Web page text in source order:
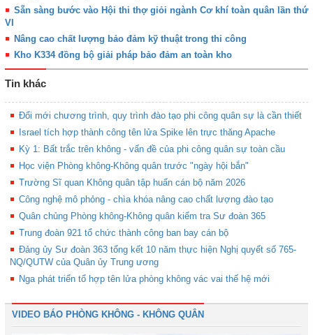
Sẵn sàng bước vào Hội thi thợ giỏi ngành Cơ khí toàn quân lần thứ
VI
Nâng cao chất lượng bảo đảm kỹ thuật trong thi công
Kho K334 đồng bộ giải pháp bảo đảm an toàn kho
Tin khác
Đổi mới chương trình, quy trình đào tạo phi công quân sự là cần thiết
Israel tích hợp thành công tên lửa Spike lên trực thăng Apache
Kỳ 1: Bất trắc trên không - vấn đề của phi công quân sự toàn cầu
Học viện Phòng không-Không quân trước "ngày hội bắn"
Trường Sĩ quan Không quân tập huấn cán bộ năm 2026
Công nghệ mô phỏng - chìa khóa nâng cao chất lượng đào tạo
Quân chủng Phòng không-Không quân kiểm tra Sư đoàn 365
Trung đoàn 921 tổ chức thành công ban bay cán bộ
Đảng ủy Sư đoàn 363 tổng kết 10 năm thực hiện Nghị quyết số 765-
NQ/QUTW của Quân ủy Trung ương
Nga phát triển tổ hợp tên lửa phòng không vác vai thế hệ mới
VIDEO BÁO PHÒNG KHÔNG - KHÔNG QUÂN